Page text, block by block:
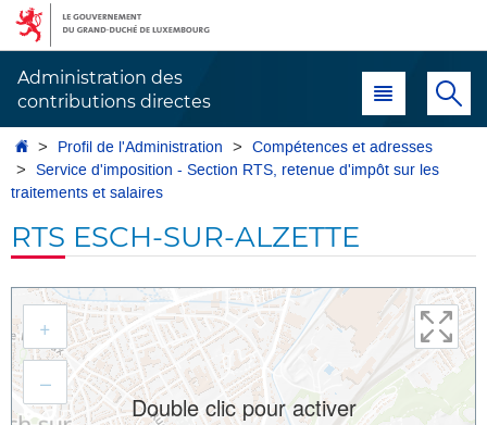
Aller
navigation
Aller
au
Administration des
contributions directes
Menu principal
AccueilProfil de l'Administration
Compétences et adresses
Service d'imposition - Section RTS, retenue d'impôt sur les
traitements et salaires
RTS ESCH-SUR-ALZETTE
Aller
à
l'adresse
Double clic pour activer
+
–